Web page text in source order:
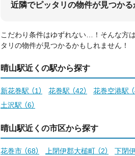
近隣でピッタリの物件が見つかる
こだわり条件はゆずれない…！そんな方
タリの物件が見つかるかもしれません！
晴山駅近くの駅から探す
新花巻駅 （1） 花巻駅 （42） 花巻空港駅
土沢駅 （6）
晴山駅近くの市区から探す
花巻市 （68） 上閉伊郡大槌町 （2） 下閉